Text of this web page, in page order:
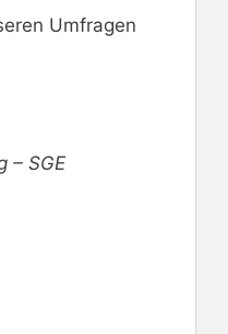
Umfragen
– SGE